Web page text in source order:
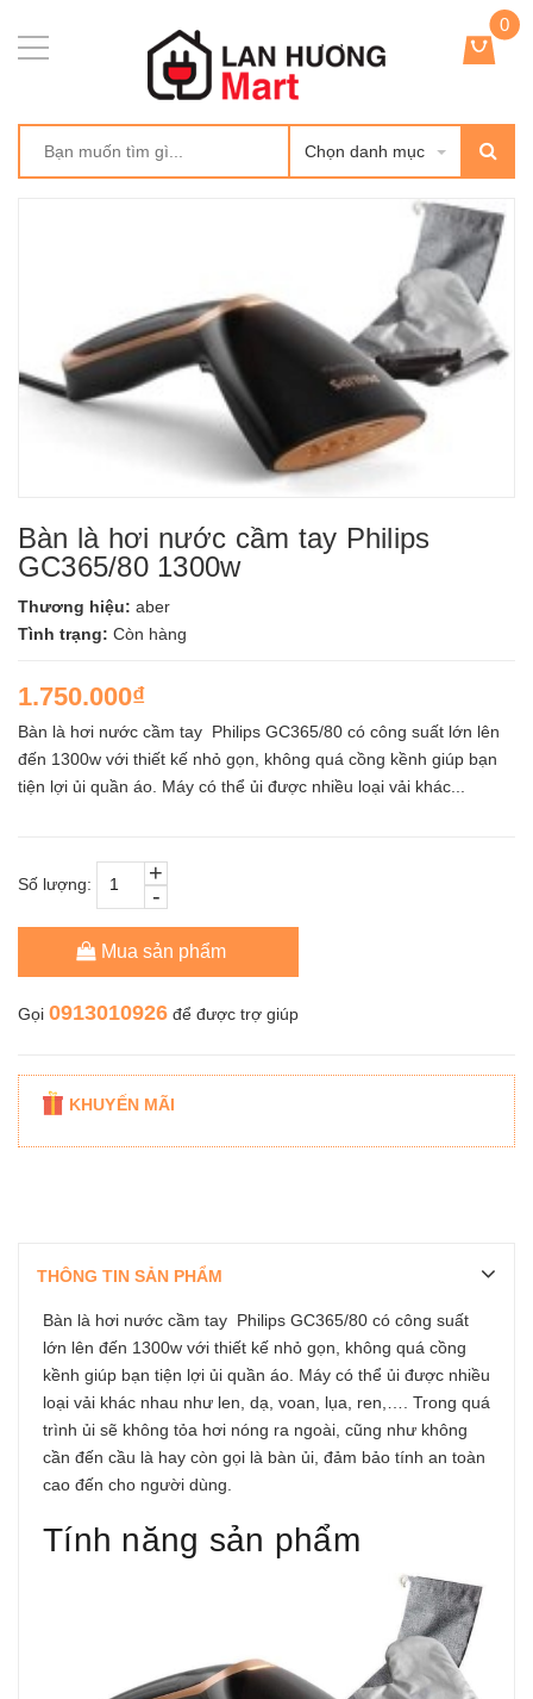
Chọn danh mục
0
Bàn là hơi nước cầm tay Philips
GC365/80 1300w
Thương hiệu: aber
Tình trạng: Còn hàng
1.750.000₫
Bàn là hơi nước cầm tay Philips GC365/80 có công suất lớn lên
đến 1300w với thiết kế nhỏ gọn, không quá cồng kềnh giúp bạn
tiện lợi ủi quần áo. Máy có thể ủi được nhiều loại vải khác...
Số lượng: -
+
Mua sản phẩm
Gọi 0913010926 để được trợ giúp
KHUYẾN MÃI
THÔNG TIN SẢN PHẨM
Bàn là hơi nước cầm tay Philips GC365/80 có công suất
lớn lên đến 1300w với thiết kế nhỏ gọn, không quá cồng
kềnh giúp bạn tiện lợi ủi quần áo. Máy có thể ủi được nhiều
loại vải khác nhau như len, dạ, voan, lụa, ren,…. Trong quá
trình ủi sẽ không tỏa hơi nóng ra ngoài, cũng như không
cần đến cầu là hay còn gọi là bàn ủi, đảm bảo tính an toàn
cao đến cho người dùng.
Tính năng sản phẩm